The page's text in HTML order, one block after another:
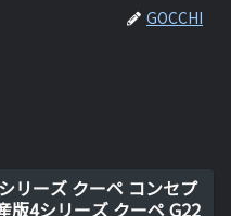
GOCCHI
リーズ クーペ コンセプ
版4シリーズ クーペ G22